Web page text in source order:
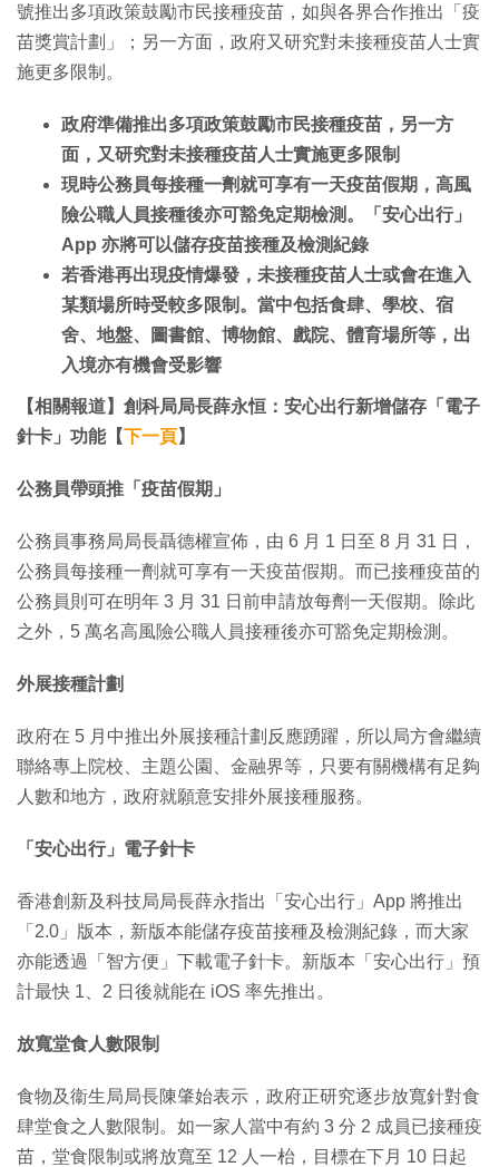
號推出多項政策鼓勵市民接種疫苗，如與各界合作推出「疫
苗獎賞計劃」；另一方面，政府又研究對未接種疫苗人士實
施更多限制。
政府準備推出多項政策鼓勵市民接種疫苗，另一方
面，又研究對未接種疫苗人士實施更多限制
現時公務員每接種一劑就可享有一天疫苗假期，高風
險公職人員接種後亦可豁免定期檢測。「安心出行」
App 亦將可以儲存疫苗接種及檢測紀錄
若香港再出現疫情爆發，未接種疫苗人士或會在進入
某類場所時受較多限制。當中包括食肆、學校、宿
舍、地盤、圖書館、博物館、戲院、體育場所等，出
入境亦有機會受影響
【相關報道】創科局局長薛永恒：安心出行新增儲存「電子
針卡」功能【下一頁】
公務員帶頭推「疫苗假期」
公務員事務局局長聶德權宣佈，由 6 月 1 日至 8 月 31 日，
公務員每接種一劑就可享有一天疫苗假期。而已接種疫苗的
公務員則可在明年 3 月 31 日前申請放每劑一天假期。除此
之外，5 萬名高風險公職人員接種後亦可豁免定期檢測。
外展接種計劃
政府在 5 月中推出外展接種計劃反應踴躍，所以局方會繼續
聯絡專上院校、主題公園、金融界等，只要有關機構有足夠
人數和地方，政府就願意安排外展接種服務。
「安心出行」電子針卡
香港創新及科技局局長薛永指出「安心出行」App 將推出
「2.0」版本，新版本能儲存疫苗接種及檢測紀錄，而大家
亦能透過「智方便」下載電子針卡。新版本「安心出行」預
計最快 1、2 日後就能在 iOS 率先推出。
放寬堂食人數限制
食物及衞生局局長陳肇始表示，政府正研究逐步放寬針對食
肆堂食之人數限制。如一家人當中有約 3 分 2 成員已接種疫
苗，堂食限制或將放寬至 12 人一枱，目標在下月 10 日起